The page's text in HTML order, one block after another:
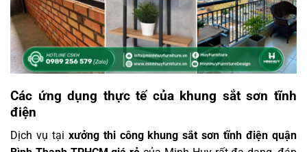
Các ứng dụng thực tế của khung sắt sơn tĩnh
điện
Dịch vụ tại xưởng thi công khung sắt sơn tĩnh điện quận